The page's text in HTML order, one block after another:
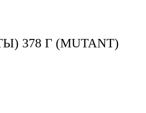
378 Г (MUTANT)